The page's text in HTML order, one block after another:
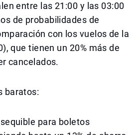
entre las 21:00 y las 03:00
de probabilidades de
con los vuelos de la
que tienen un 20% más de
cancelados.
baratos:
para boletos